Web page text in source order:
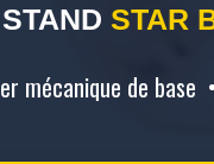
STAR
mécanique de base